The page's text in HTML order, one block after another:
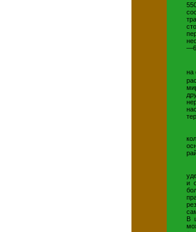
на
и
В